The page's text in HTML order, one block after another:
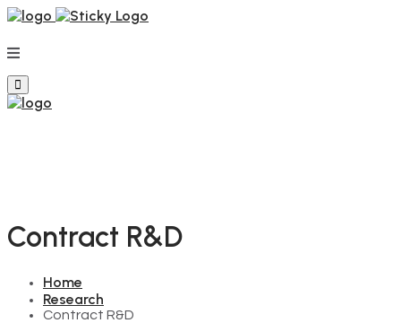
Contract R&D
Home
Research
Contract R&D